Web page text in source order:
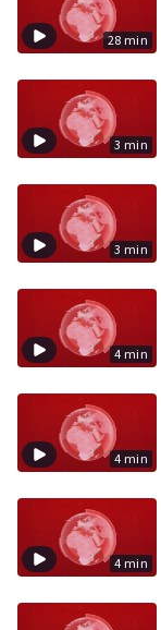
28 min
3 min
3 min
4 min
4 min
4 min